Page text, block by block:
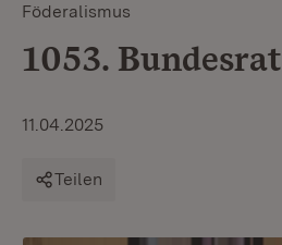
Föderalismus
1053. Bundesrat
11.04.2025
Teilen